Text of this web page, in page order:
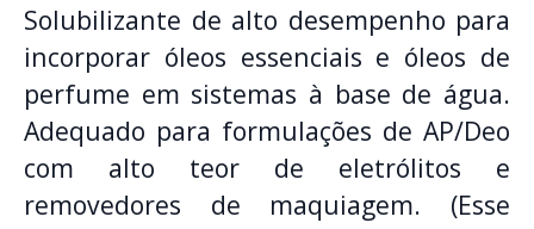
Solubilizante de alto desempenho para
incorporar óleos essenciais e óleos de
perfume em sistemas à base de água.
Adequado para formulações de AP/Deo
com alto teor de eletrólitos e
removedores de maquiagem. (Esse